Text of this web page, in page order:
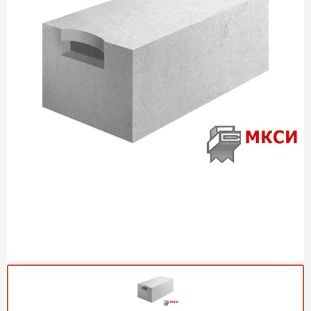
Газобетон (ЕвроАэроБетон)
ПЕРЕЙТИ
Газобетон Могилевский КСИ
Газосиликат
Газобетон ЛСР
Газобетон Poritep
Газобетон ВКБлок